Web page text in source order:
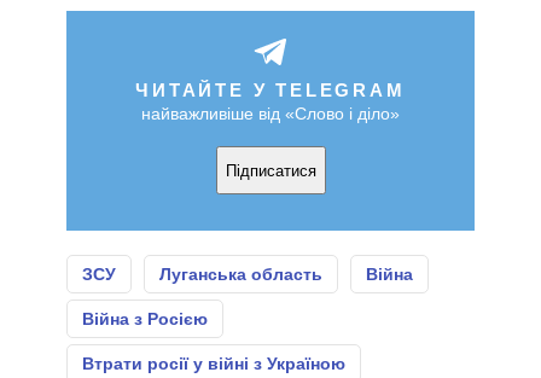
ЧИТАЙТЕ У TELEGRAM
найважливіше від «Слово і діло»
Підписатися
ЗСУ Луганська область Війна
Війна з Росією
Втрати росії у війні з Україною